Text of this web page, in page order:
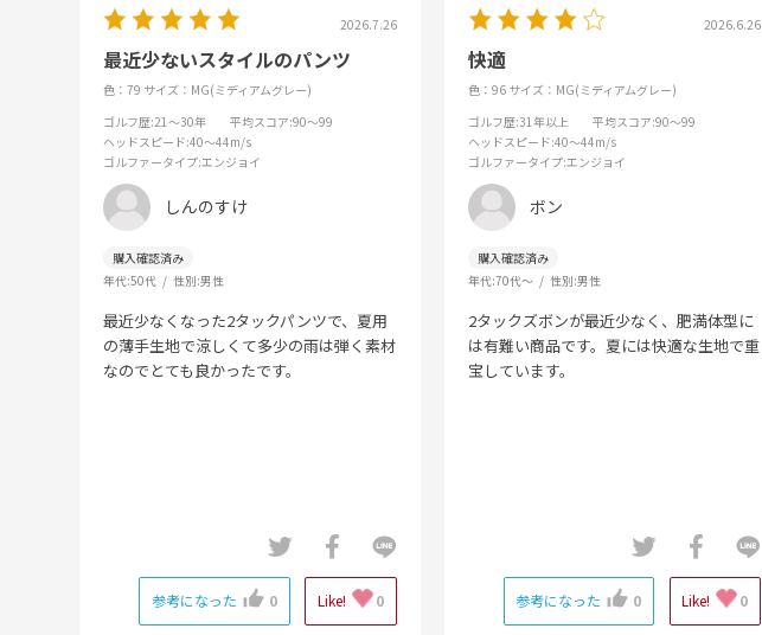
2026.7.26
最近少ないスタイルのパンツ
色：79 サイズ：MG(ミディアムグレー)
ゴルフ歴:21～30年 平均スコア:90～99
ヘッドスピード:40～44m/s
ゴルファータイプ:エンジョイ
しんのすけ
年代:50代 性別:男性
最近少なくなった2タックパンツで、夏用
の薄手生地で涼しくて多少の雨は弾く素材
なのでとても良かったです。
参考になった 0 Like! 0
2026.6.26
快適
色：96 サイズ：MG(ミディアムグレー)
ゴルフ歴:31年以上 平均スコア:90～99
ヘッドスピード:40～44m/s
ゴルファータイプ:エンジョイ
ボン
年代:70代～ 性別:男性
2タックズボンが最近少なく、肥満体型に
は有難い商品です。夏には快適な生地で重
宝しています。
参考になった 0 Like! 0